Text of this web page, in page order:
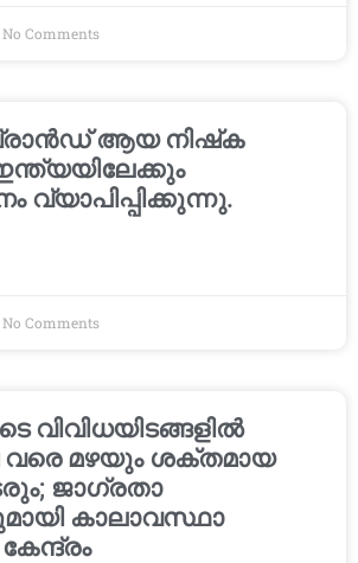
No Comments
ആയ നിഷ്‌ക
വ്യാപിപ്പിക്കുന്നു.
No Comments
വരെ മഴയും ശക്തമായ
ജാഗ്രതാ
കാലാവസ്ഥാ